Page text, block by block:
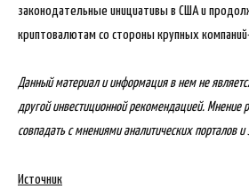
законодательные инициативы в США и
криптовалютам со стороны крупных
Данный материал и информация в нем не
другой инвестиционной рекомендацией. Мнение
совпадать с мнениями аналитических порталов и
Источник